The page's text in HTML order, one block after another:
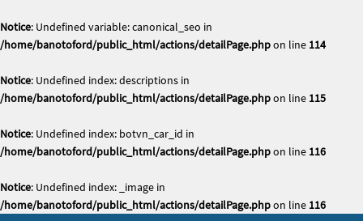
Notice: Undefined variable: canonical_seo in
/home/banotoford/public_html/actions/detailPage.phpon line 114
Notice: Undefined index: descriptions in
/home/banotoford/public_html/actions/detailPage.phpon line 115
Notice: Undefined index: botvn_car_id in
/home/banotoford/public_html/actions/detailPage.phpon line 116
Notice: Undefined index: _image in
/home/banotoford/public_html/actions/detailPage.phpon line 116